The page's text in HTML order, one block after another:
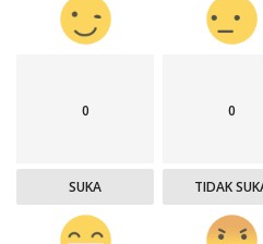
0
SUKA
0
TIDAK